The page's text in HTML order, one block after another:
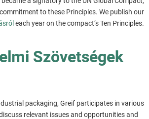
to these Principles. We publish our
each year on the compact’s Ten Principles.
Szövetségek
packaging, Greif participates in various
relevant issues and opportunities and